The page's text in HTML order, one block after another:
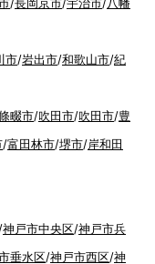
市/岩出市/和歌山市/紀
畷市/吹田市/吹田市/豊
/富田林市/堺市/岸和田
/神戸市中央区/神戸市兵
垂水区/神戸市西区/神